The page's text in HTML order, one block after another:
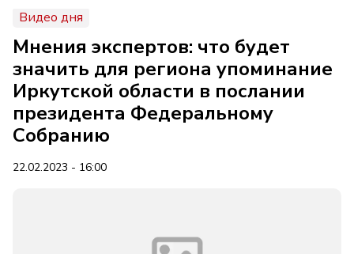
Видео дня
Мнения экспертов: что будет
значить для региона упоминание
Иркутской области в послании
президента Федеральному
Собранию
22.02.2023 - 16:00